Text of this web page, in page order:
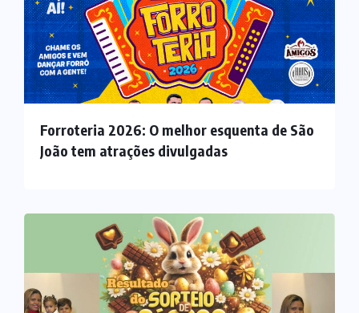
Forroteria 2026: O melhor esquenta de São
João tem atrações divulgadas